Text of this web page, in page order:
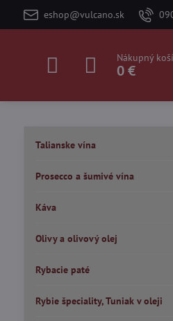
eshop@vulcano.sk
Nákupný
0 €
Talianske vína
Prosecco a šumivé vína
Káva
Olivy a olivový olej
Rybacie paté
Rybie špeciality, Tuniak v oleji